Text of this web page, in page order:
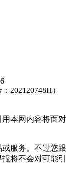
202120748H）
本网内容将面对
服务。不过您跟
将不会对可能引